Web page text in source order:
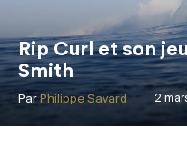
Rip Curl et son
Smith
2
Par Philippe Savard